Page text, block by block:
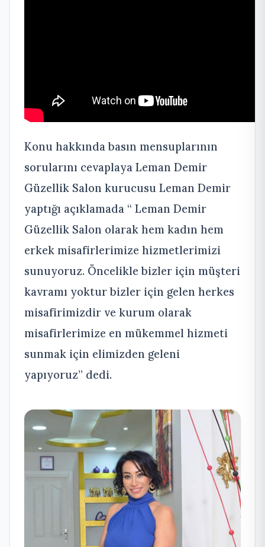
Konu hakkında basın mensuplarının
sorularını cevaplaya Leman Demir
Güzellik Salon kurucusu Leman Demir
yaptığı açıklamada “ Leman Demir
Güzellik Salon olarak hem kadın hem
erkek misafirlerimize hizmetlerimizi
sunuyoruz. Öncelikle bizler için müşteri
kavramı yoktur bizler için gelen herkes
misafirimizdir ve kurum olarak
misafirlerimize en mükemmel hizmeti
sunmak için elimizden geleni
yapıyoruz” dedi.